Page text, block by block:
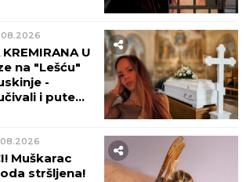
U
na "Lešću"
-
i putem
Muškarac
stršljena!